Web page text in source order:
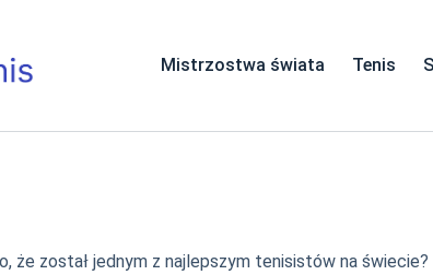
Mistrzostwa świata Tenis
że został jednym z najlepszym tenisistów na świecie?